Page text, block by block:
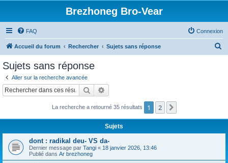
Brezhoneg Bro-Vear
FAQ Connexion
Accueil du forum Rechercher Sujets sans réponse
c
Sujets sans réponse
Aller sur la recherche avancée
Rechercher
La recherche a retourné 35 résultats 1 2
Sujets
dont : radikal deu- VS da-
Dernier message par Tangi « 18 janvier 2026, 13:46
Publié dans Ar brezhoneg